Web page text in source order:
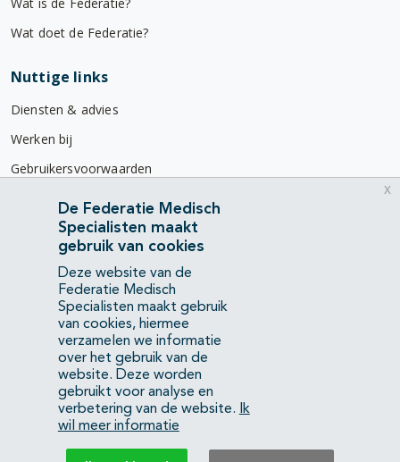
Wat doet de Federatie?
Nuttige links
Diensten & advies
Werken bij
Gebruikersvoorwaarden
Privacyverklaring
Contact
Mercatorlaan 1200
3528 BL Utrecht
(088) 505 34 34
info@richtlijnendatabase.nl
YouTubeLinkedIn
De Federatie Medisch
Specialisten maakt
gebruik van cookies
Deze website van de
Federatie Medisch
Specialisten maakt gebruik
van cookies, hiermee
verzamelen we informatie
over het gebruik van de
website. Deze worden
gebruikt voor analyse en
verbetering van de website.
Ik
wil meer informatie
x